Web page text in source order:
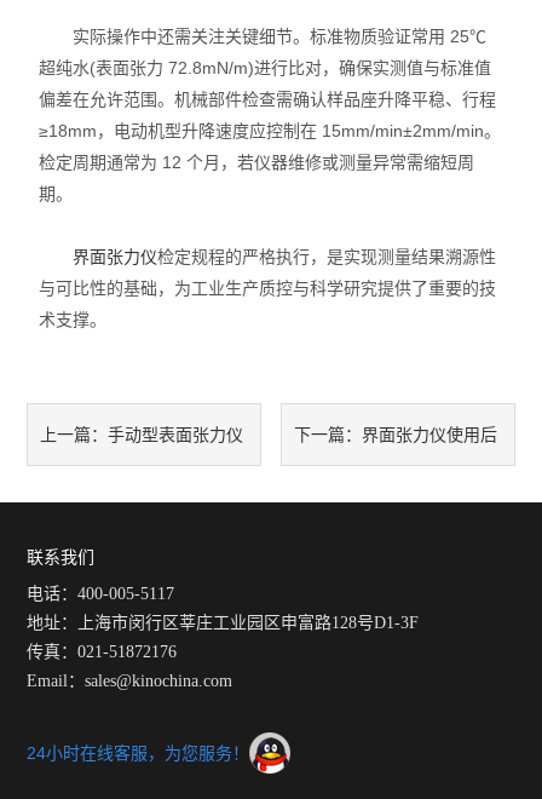
实际操作中还需关注关键细节。标准物质验证常用 25℃
超纯水(表面张力 72.8mN/m)进行比对，确保实测值与标准值
偏差在允许范围。机械部件检查需确认样品座升降平稳、行程
≥18mm，电动机型升降速度应控制在 15mm/min±2mm/min。
检定周期通常为 12 个月，若仪器维修或测量异常需缩短周
期。​
界面张力仪检定规程的严格执行，是实现测量结果溯源性
与可比性的基础，为工业生产质控与科学研究提供了重要的技
术支撑。
上一篇：手动型表面张力仪 下一篇： 界面张力仪使用后
联系我们
电话：400-005-5117
地址：上海市闵行区莘庄工业园区申富路128号D1-3F
传真：021-51872176
Email：sales@kinochina.com
24小时在线客服，为您服务！